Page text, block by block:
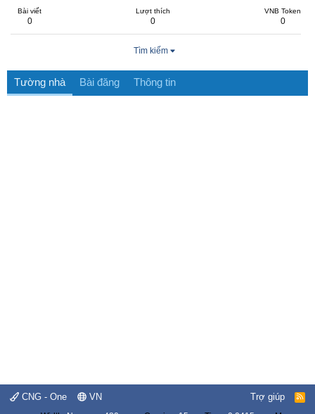
Bài viết
0
Lượt thích
0
VNB Token
0
Tìm kiếm
Tường nhà Bài đăng Thông tin
CNG - One VN Trợ giúp
R